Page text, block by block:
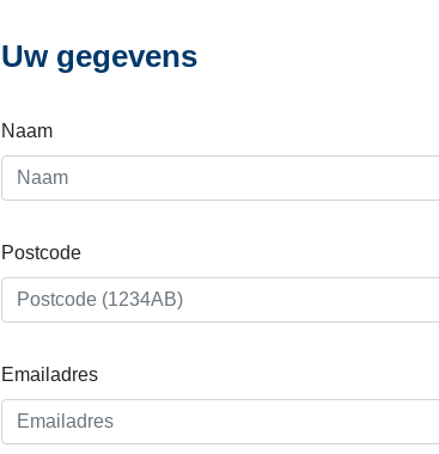
Uw gegevens
Naam
Postcode
Emailadres